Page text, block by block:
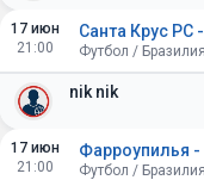
17 июн
21:00
nik nik
Санта Крус РС
Футбол /
17 июн
21:00
Фарроупилья
Футбол /